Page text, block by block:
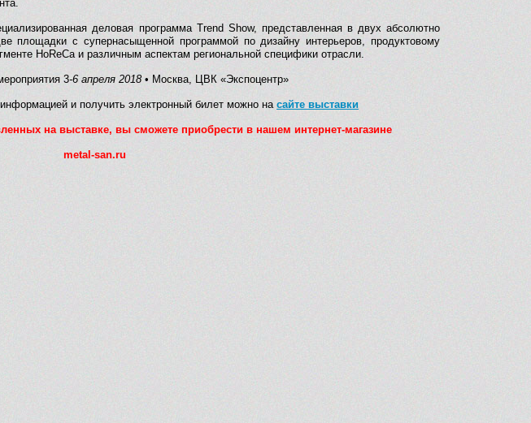
деловая программа Trend Show, представленная в двух абсолютно
площадки с супернасыщенной программой по дизайну интерьеров, продуктовому
HoReCa и различным аспектам региональной специфики отрасли.
3-6 апреля 2018• Москва, ЦВК «Экспоцентр»
и получить электронный билет можно на сайте выставки
на выставке, вы сможете приобрести в нашем интернет-магазине
metal-san.ru